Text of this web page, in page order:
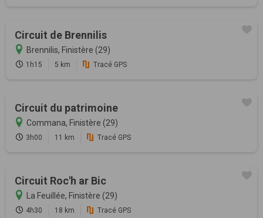
Circuit de Brennilis
Brennilis, Finistère (29)
1h15 5 km Tracé GPS
Circuit du patrimoine
Commana, Finistère (29)
3h00 11 km Tracé GPS
Circuit Roc'h ar Bic
La Feuillée, Finistère (29)
4h30 18 km Tracé GPS